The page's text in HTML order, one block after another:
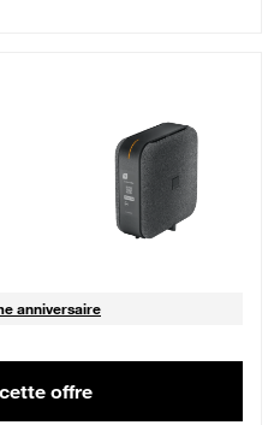
49,99 € par mois, Sans engagement
anniversaire
offre